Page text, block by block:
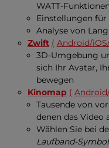
WATT-Funktionen
Einstellungen
Analyse von
Zwift ( Android/
3D-Umgebung
sich Ihr Avatar,
bewegen
Kinomap (
Tausende von
denen das Video
Wählen Sie bei
Laufband-